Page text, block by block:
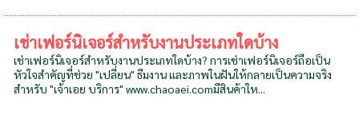
เช่าเฟอร์นิเจอร์สำหรับงานประเภทใดบ้าง
เช่าเฟอร์นิเจอร์สำหรับงานประเภทใดบ้าง? การเช่าเฟอร์นิเจอร์ถือเป็น
หัวใจสำคัญที่ช่วย "เปลี่ยน" ธีมงาน และภาพในฝันให้กลายเป็นความจริง
สำหรับ "เจ้าเอย บริการ" www.chaoaei.comมีสินค้าให...